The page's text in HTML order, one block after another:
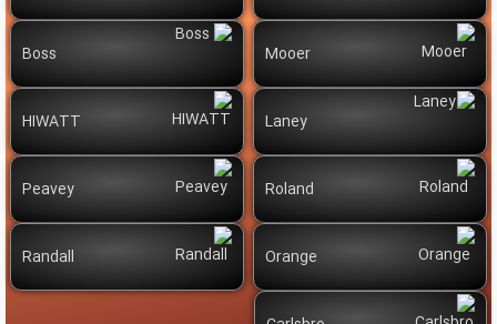
Mooer
Boss
Laney
HIWATT
Roland
Peavey
Orange
Randall